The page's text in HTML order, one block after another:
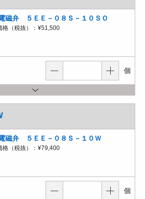
磁弁 ５ＥＥ－０８Ｓ－１０ＳＯ
格（税抜）： ¥51,500
個
磁弁 ５ＥＥ－０８Ｓ－１０Ｗ
格（税抜）： ¥79,400
個